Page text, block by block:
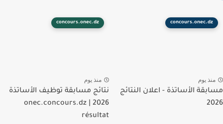
concours.onec.dz
يوم
الأساتذة - اعلان النتائج
concours.onec.dz
منذ يوم
نتائج مسابقة توظيف الأساتذة
2026 | onec.concours.dz
résultat